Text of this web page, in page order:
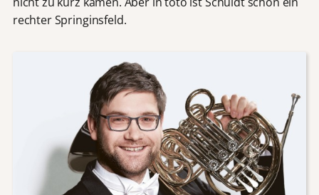
rechter Springinsfeld.